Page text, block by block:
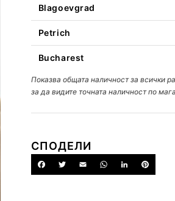
Blagoevgrad
Petrich
Bucharest
Показва общата наличност за всички
за да видите точната наличност по
СПОДЕЛИ